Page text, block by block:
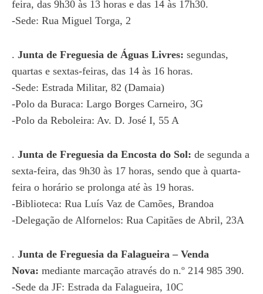
feira, das 9h30 às 13 horas e das 14 às 17h30.
-Sede: Rua Miguel Torga, 2
. Junta de Freguesia de Águas Livres: segundas,
quartas e sextas-feiras, das 14 às 16 horas.
-Sede: Estrada Militar, 82 (Damaia)
-Polo da Buraca: Largo Borges Carneiro, 3G
-Polo da Reboleira: Av. D. José I, 55 A
. Junta de Freguesia da Encosta do Sol: de segunda a
sexta-feira, das 9h30 às 17 horas, sendo que à quarta-
feira o horário se prolonga até às 19 horas.
-Biblioteca: Rua Luís Vaz de Camões, Brandoa
-Delegação de Alfornelos: Rua Capitães de Abril, 23A
. Junta de Freguesia da Falagueira – Venda
Nova: mediante marcação através do n.º 214 985 390.
-Sede da JF: Estrada da Falagueira, 10C